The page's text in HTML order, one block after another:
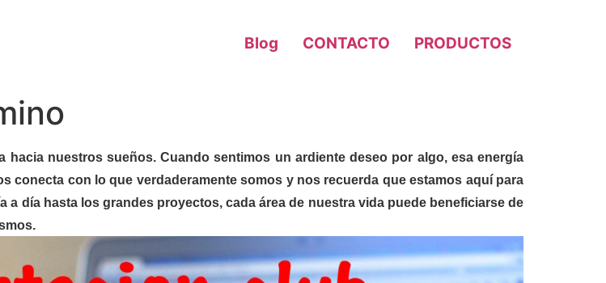
Blog CONTACTO PRODUCTOS
nuestros sueños. Cuando sentimos un ardiente deseo por algo, esa energía
conecta con lo que verdaderamente somos y nos recuerda que estamos aquí para
día hasta los grandes proyectos, cada área de nuestra vida puede beneficiarse de